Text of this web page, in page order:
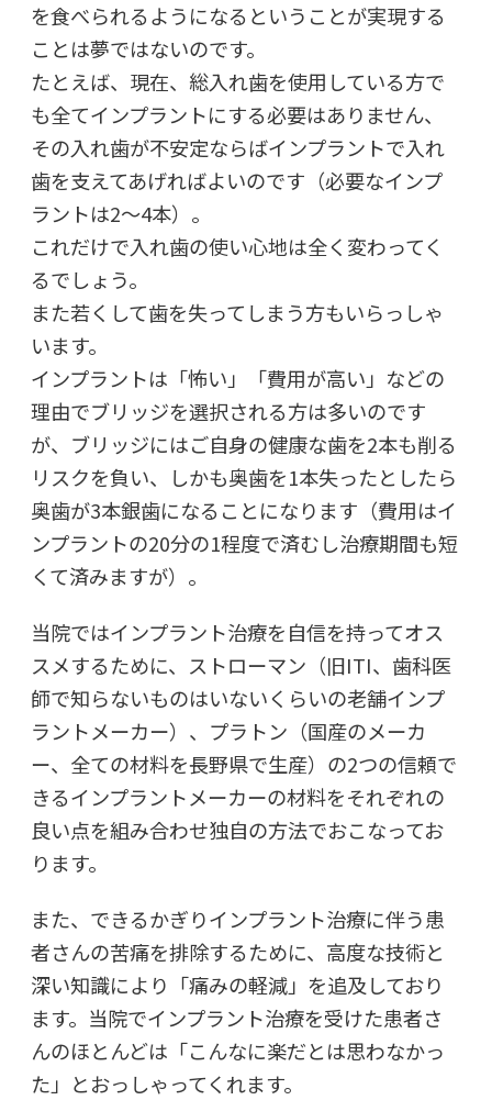
を食べられるようになるということが実現する
ことは夢ではないのです。
たとえば、現在、総入れ歯を使用している方で
も全てインプラントにする必要はありません、
その入れ歯が不安定ならばインプラントで入れ
歯を支えてあげればよいのです（必要なインプ
ラントは2～4本）。
これだけで入れ歯の使い心地は全く変わってく
るでしょう。
また若くして歯を失ってしまう方もいらっしゃ
います。
インプラントは「怖い」「費用が高い」などの
理由でブリッジを選択される方は多いのです
が、ブリッジにはご自身の健康な歯を2本も削る
リスクを負い、しかも奥歯を1本失ったとしたら
奥歯が3本銀歯になることになります（費用はイ
ンプラントの20分の1程度で済むし治療期間も短
くて済みますが）。
当院ではインプラント治療を自信を持ってオス
スメするために、ストローマン（旧ITI、歯科医
師で知らないものはいないくらいの老舗インプ
ラントメーカー）、プラトン（国産のメーカ
ー、全ての材料を長野県で生産）の2つの信頼で
きるインプラントメーカーの材料をそれぞれの
良い点を組み合わせ独自の方法でおこなってお
ります。
また、できるかぎりインプラント治療に伴う患
者さんの苦痛を排除するために、高度な技術と
深い知識により「痛みの軽減」を追及しており
ます。当院でインプラント治療を受けた患者さ
んのほとんどは「こんなに楽だとは思わなかっ
た」とおっしゃってくれます。